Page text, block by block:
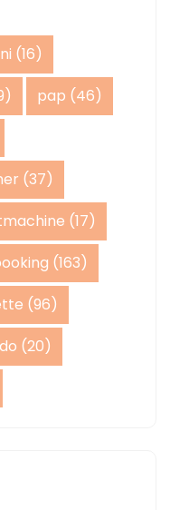
(16)
pap (46)
(37)
(17)
(163)
(96)
(20)